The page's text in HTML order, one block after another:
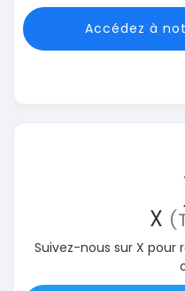
Accédez à
X
Suivez-nous sur X pour